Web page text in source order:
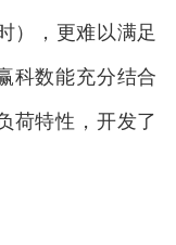
），更难以满足
科数能充分结合
荷特性，开发了